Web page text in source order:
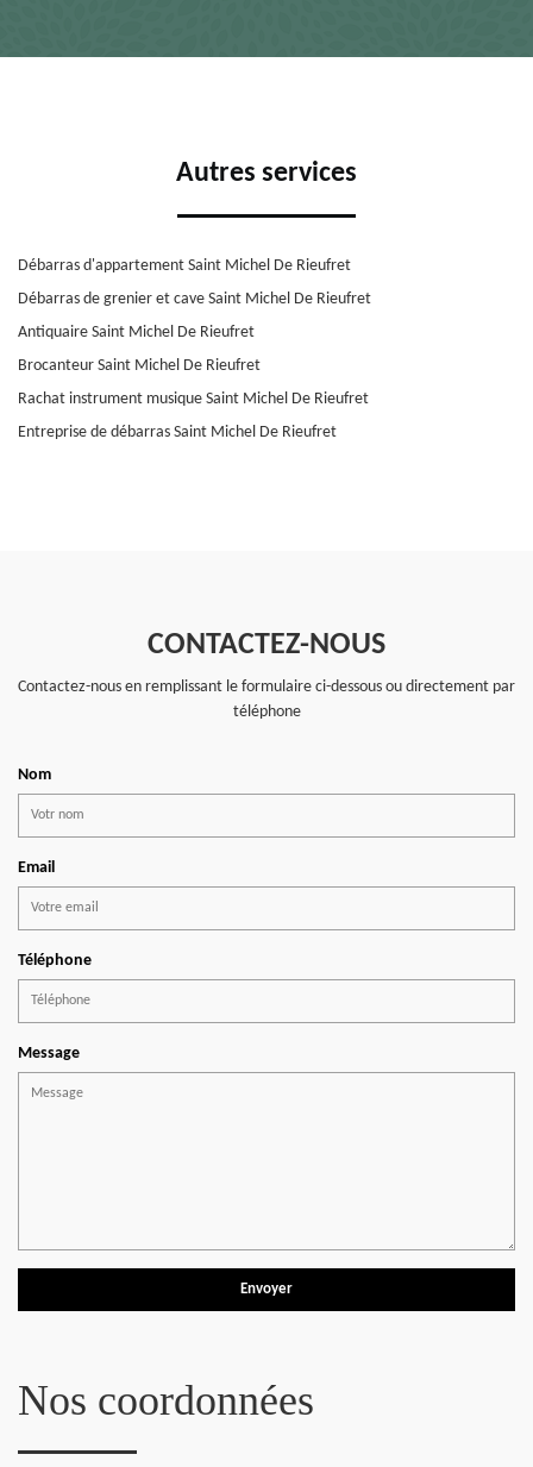
Autres services
Débarras d'appartement Saint Michel De Rieufret
Débarras de grenier et cave Saint Michel De Rieufret
Antiquaire Saint Michel De Rieufret
Brocanteur Saint Michel De Rieufret
Rachat instrument musique Saint Michel De Rieufret
Entreprise de débarras Saint Michel De Rieufret
CONTACTEZ-NOUS
Contactez-nous en remplissant le formulaire ci-dessous ou directement par
téléphone
Nom
Email
Téléphone
Message
Nos coordonnées